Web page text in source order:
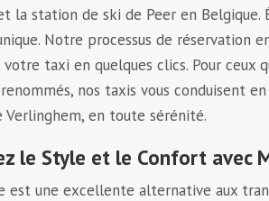
la station de ski de Peer en Belgique.
Notre processus de
taxi en quelques clics. Pour ceux
nos taxis vous conduisent
Verlinghem, en toute sérénité.
le Style et le Confort avec
est une excellente alternative aux